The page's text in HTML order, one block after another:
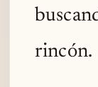
rincón.